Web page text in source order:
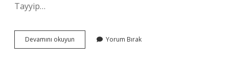
Tayyip…
Devamını okuyun
Bir
Yorum Bırak